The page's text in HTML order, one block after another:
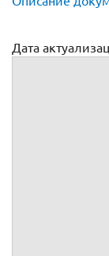
Дата